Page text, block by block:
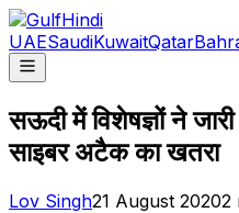
UAESaudiKuwaitQatar
सऊदी में विशेषज्ञों ने
साइबर अटैक का खतरा
Lov Singh21 August 20202